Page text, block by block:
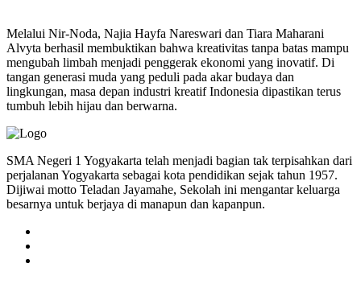
Melalui Nir-Noda, Najia Hayfa Nareswari dan Tiara Maharani
Alvyta berhasil membuktikan bahwa kreativitas tanpa batas mampu
mengubah limbah menjadi penggerak ekonomi yang inovatif. Di
tangan generasi muda yang peduli pada akar budaya dan
lingkungan, masa depan industri kreatif Indonesia dipastikan terus
tumbuh lebih hijau dan berwarna.
SMA Negeri 1 Yogyakarta telah menjadi bagian tak terpisahkan dari
perjalanan Yogyakarta sebagai kota pendidikan sejak tahun 1957.
Dijiwai motto Teladan Jayamahe, Sekolah ini mengantar keluarga
besarnya untuk berjaya di manapun dan kapanpun.